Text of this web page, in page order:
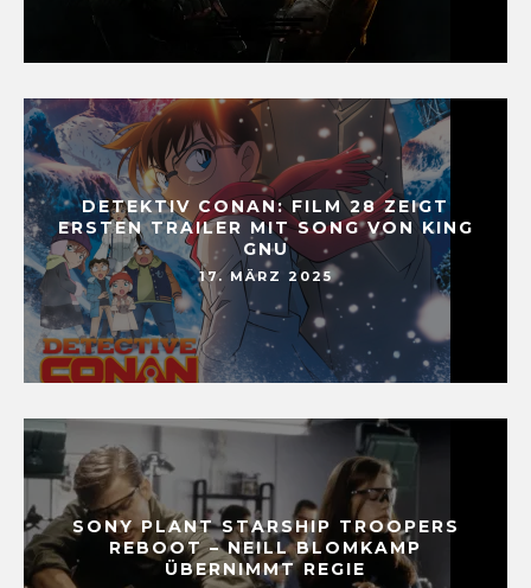
DETEKTIV CONAN: FILM 28 ZEIGT
ERSTEN TRAILER MIT SONG VON KING
GNU
17. MÄRZ 2025
SONY PLANT STARSHIP TROOPERS
REBOOT – NEILL BLOMKAMP
ÜBERNIMMT REGIE